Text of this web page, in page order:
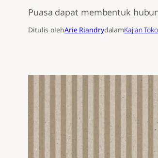
Puasa dapat membentuk
Ditulis olehArie RiandrydalamKajian